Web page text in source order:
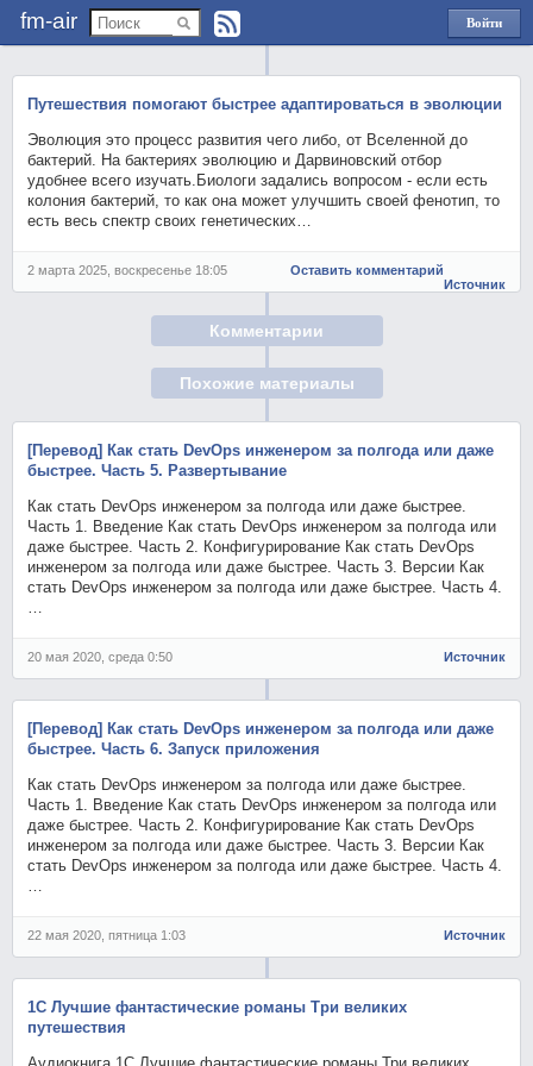
fm-air
Войти
через
Путешествия помогают быстрее адаптироваться в эволюции
Эволюция это процесс развития чего либо, от Вселенной до
бактерий. На бактериях эволюцию и Дарвиновский отбор
удобнее всего изучать.Биологи задались вопросом - если есть
колония бактерий, то как она может улучшить своей фенотип, то
есть весь спектр своих генетических…
2 марта 2025, воскресенье 18:05
Оставить комментарий
Источник
Комментарии
Похожие материалы
[Перевод] Как стать DevOps инженером за полгода или даже
быстрее. Часть 5. Развертывание
Как стать DevOps инженером за полгода или даже быстрее.
Часть 1. Введение Как стать DevOps инженером за полгода или
даже быстрее. Часть 2. Конфигурирование Как стать DevOps
инженером за полгода или даже быстрее. Часть 3. Версии Как
стать DevOps инженером за полгода или даже быстрее. Часть 4.
20 мая 2020, среда 0:50 Источник
[Перевод] Как стать DevOps инженером за полгода или даже
быстрее. Часть 6. Запуск приложения
Как стать DevOps инженером за полгода или даже быстрее.
Часть 1. Введение Как стать DevOps инженером за полгода или
даже быстрее. Часть 2. Конфигурирование Как стать DevOps
инженером за полгода или даже быстрее. Часть 3. Версии Как
стать DevOps инженером за полгода или даже быстрее. Часть 4.
22 мая 2020, пятница 1:03 Источник
1С Лучшие фантастические романы Три великих
путешествия